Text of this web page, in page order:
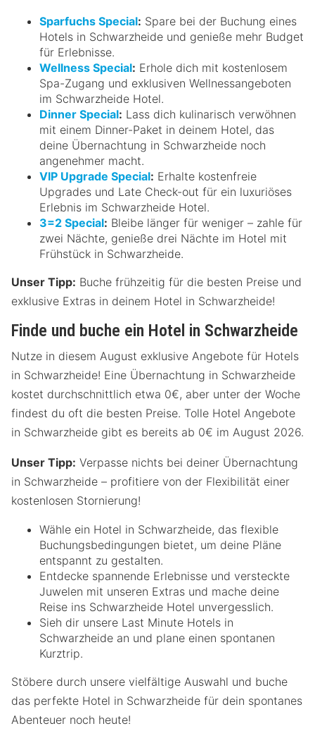
Sparfuchs Special: Spare bei der Buchung eines
Hotels in Schwarzheide und genieße mehr Budget
für Erlebnisse.
Wellness Special: Erhole dich mit kostenlosem
Spa-Zugang und exklusiven Wellnessangeboten
im Schwarzheide Hotel.
Dinner Special: Lass dich kulinarisch verwöhnen
mit einem Dinner-Paket in deinem Hotel, das
deine Übernachtung in Schwarzheide noch
angenehmer macht.
VIP Upgrade Special: Erhalte kostenfreie
Upgrades und Late Check-out für ein luxuriöses
Erlebnis im Schwarzheide Hotel.
3=2 Special: Bleibe länger für weniger – zahle für
zwei Nächte, genieße drei Nächte im Hotel mit
Frühstück in Schwarzheide.
Unser Tipp: Buche frühzeitig für die besten Preise und
exklusive Extras in deinem Hotel in Schwarzheide!
Finde und buche ein Hotel in Schwarzheide
Nutze in diesem August exklusive Angebote für Hotels
in Schwarzheide! Eine Übernachtung in Schwarzheide
kostet durchschnittlich etwa 0€, aber unter der Woche
findest du oft die besten Preise. Tolle Hotel Angebote
in Schwarzheide gibt es bereits ab 0€ im August 2026.
Unser Tipp: Verpasse nichts bei deiner Übernachtung
in Schwarzheide – profitiere von der Flexibilität einer
kostenlosen Stornierung!
Wähle ein Hotel in Schwarzheide, das flexible
Buchungsbedingungen bietet, um deine Pläne
entspannt zu gestalten.
Entdecke spannende Erlebnisse und versteckte
Juwelen mit unseren Extras und mache deine
Reise ins Schwarzheide Hotel unvergesslich.
Sieh dir unsere Last Minute Hotels in
Schwarzheide an und plane einen spontanen
Kurztrip.
Stöbere durch unsere vielfältige Auswahl und buche
das perfekte Hotel in Schwarzheide für dein spontanes
Abenteuer noch heute!